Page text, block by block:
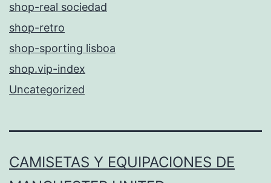
shop-real sociedad
shop-retro
shop-sporting lisboa
shop.vip-index
Uncategorized
CAMISETAS Y EQUIPACIONES DE